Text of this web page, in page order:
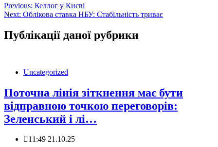
Навігація
записів
Previous: Келлог у Києві
Next: Облікова ставка НБУ: Стабільність триває
Публікації даної рубрики
Uncategorized
️Поточна лінія зіткнення має бути
відправною точкою переговорів:
Зеленський і лі…
11:49 21.10.25